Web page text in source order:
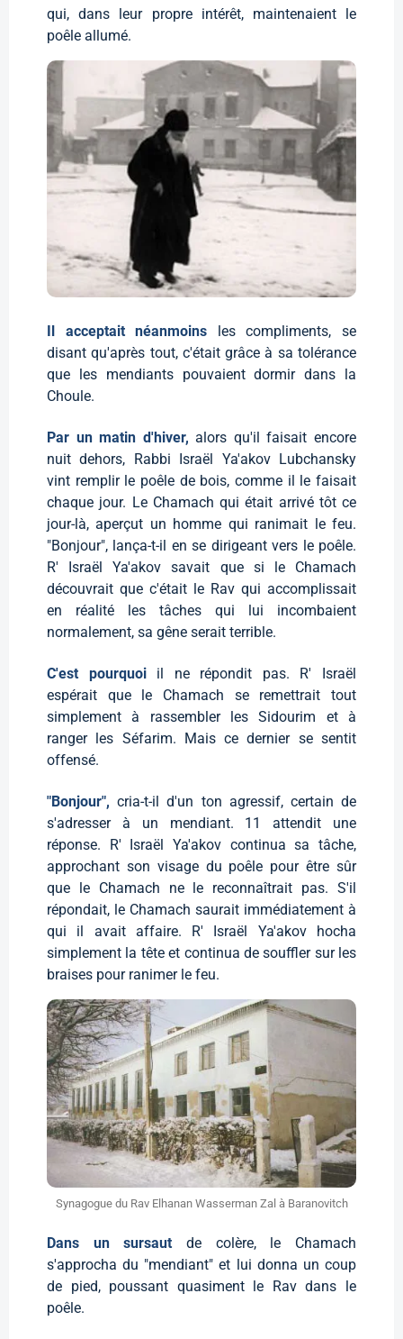
qui, dans leur propre intérêt, maintenaient le
poêle allumé.
Il acceptait néanmoins les compliments, se
disant qu'après tout, c'était grâce à sa tolérance
que les mendiants pouvaient dormir dans la
Choule.
Par un matin d'hiver,alors qu'il faisait encore
nuit dehors, Rabbi Israël Ya'akov Lubchansky
vint remplir le poêle de bois, comme il le faisait
chaque jour. Le Chamach qui était arrivé tôt ce
jour-là, aperçut un homme qui ranimait le feu.
"Bonjour", lança-t-il en se dirigeant vers le poêle.
R' Israël Ya'akov savait que si le Chamach
découvrait que c'était le Rav qui accomplissait
en réalité les tâches qui lui incombaient
normalement, sa gêne serait terrible.
C'est pourquoi il ne répondit pas. R' Israël
espérait que le Chamach se remettrait tout
simplement à rassembler les Sidourim et à
ranger les Séfarim. Mais ce dernier se sentit
offensé.
"Bonjour",cria-t-il d'un ton agressif, certain de
s'adresser à un mendiant. 11 attendit une
réponse. R' Israël Ya'akov continua sa tâche,
approchant son visage du poêle pour être sûr
que le Chamach ne le reconnaîtrait pas. S'il
répondait, le Chamach saurait immédiatement à
qui il avait affaire. R' Israël Ya'akov hocha
simplement la tête et continua de souffler sur les
braises pour ranimer le feu.
Synagogue du Rav Elhanan Wasserman Zal à Baranovitch
Dans un sursaut de colère, le Chamach
s'approcha du "mendiant" et lui donna un coup
de pied, poussant quasiment le Rav dans le
poêle.